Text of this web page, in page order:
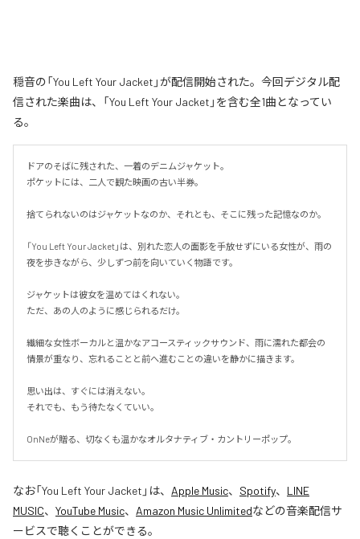
穏音の「You Left Your Jacket」が配信開始された。今回デジタル配
信された楽曲は、「You Left Your Jacket」を含む全1曲となってい
る。
ドアのそばに残された、一着のデニムジャケット。
ポケットには、二人で観た映画の古い半券。
捨てられないのはジャケットなのか、それとも、そこに残った記憶なのか。
「You Left Your Jacket」は、別れた恋人の面影を手放せずにいる女性が、雨の
夜を歩きながら、少しずつ前を向いていく物語です。
ジャケットは彼女を温めてはくれない。
ただ、あの人のように感じられるだけ。
繊細な女性ボーカルと温かなアコースティックサウンド、雨に濡れた都会の
情景が重なり、忘れることと前へ進むことの違いを静かに描きます。
思い出は、すぐには消えない。
それでも、もう待たなくていい。
OnNeが贈る、切なくも温かなオルタナティブ・カントリーポップ。
なお「You Left Your Jacket 」は、 Apple Music、 Spotify、 LINE
MUSIC、 YouTube Music、 Amazon Music Unlimitedなどの音楽配信サ
ービスで聴くことができる。